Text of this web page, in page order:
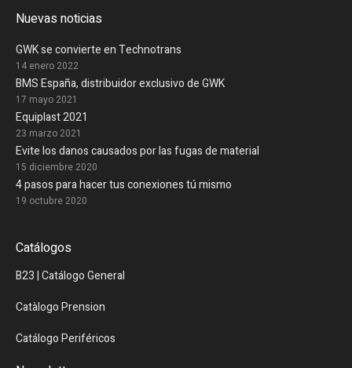
Nuevas noticias
GWK se convierte en Technotrans
14 enero 2022
BMS España, distribuidor exclusivo de GWK
17 mayo 2021
Equiplast 2021
23 marzo 2021
Evite los danos causados por las fugas de material
15 diciembre 2020
4 pasos para hacer tus conexiones tú mismo
19 octubre 2020
Catálogos
B23 | Catálogo General
Catàlogo Prension
Catálogo Periféricos